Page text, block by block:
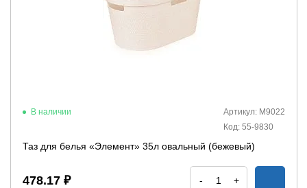
В наличии
Артикул: М9022
Код: 55-9830
Таз для белья «Элемент» 35л овальный (бежевый)
478.17 ₽ - +